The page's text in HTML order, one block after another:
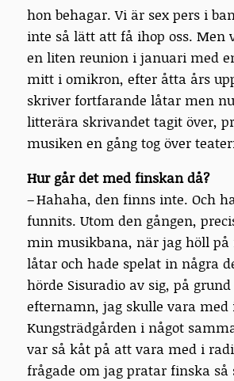
hon behagar. Vi är sex pers i
inte så lätt att få ihop oss. Men
en liten reunion i januari med
mitt i omikron, efter åtta års
skriver fortfarande låtar men
litterära skrivandet tagit över,
musiken en gång tog över
Hur går det med finskan då?
– Hahaha, den finns inte. Och
funnits. Utom den gången,
min musikbana, när jag höll
låtar och hade spelat in några
hörde Sisuradio av sig, på
efternamn, jag skulle vara med
Kungsträdgården i något
var så kåt på att vara med i
frågade om jag pratar finska så